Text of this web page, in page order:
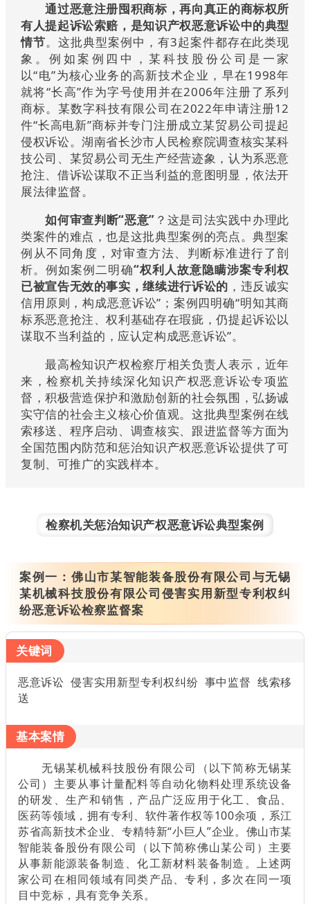
通过恶意注册囤积商标，再向真正的商标权所
有人提起诉讼索赔，是知识产权恶意诉讼中的典型
情节。这批典型案例中，有3起案件都存在此类现
象。例如案例四中，某科技股份公司是一家
以“电”为核心业务的高新技术企业，早在1998年
就将“长高”作为字号使用并在2006年注册了系列
商标。某数字科技有限公司在2022年申请注册12
件“长高电新”商标并专门注册成立某贸易公司提起
侵权诉讼。湖南省长沙市人民检察院调查核实某科
技公司、某贸易公司无生产经营迹象，认为系恶意
抢注、借诉讼谋取不正当利益的意图明显，依法开
展法律监督。
如何审查判断“恶意” ？这是司法实践中办理此
类案件的难点，也是这批典型案例的亮点。典型案
例从不同角度，对审查方法、判断标准进行了剖
析。例如案例二明确“权利人故意隐瞒涉案专利权
已被宣告无效的事实，继续进行诉讼的 ，违反诚实
信用原则，构成恶意诉讼”；案例四明确“明知其商
标系恶意抢注、权利基础存在瑕疵，仍提起诉讼以
谋取不当利益的， 应认定构成恶意诉讼”。
最高检知识产权检察厅相关负责人表示，近年
来，检察机关持续深化知识产权恶意诉讼专项监
督，积极营造保护和激励创新的社会氛围，弘扬诚
实守信的社会主义核心价值观。这批典型案例在线
索移送、程序启动、调查核实、跟进监督等方面为
全国范围内防范和惩治知识产权恶意诉讼提供了可
复制、可推广的实践样本。
检察机关惩治知识产权恶意诉讼典型案例
案例一： 佛山市某智能装备股份有限公司与无锡
某机械科技股份有限公司侵害实用新型专利权纠
纷恶意诉讼检察监督案
关键词
恶意诉讼 侵害实用新型专利权纠纷 事中监督 线索移
送
基本案情
无锡某机械科技股份有限公司（以下简称无锡某
公司）主要从事计量配料等自动化物料处理系统设备
的研发、生产和销售，产品广泛应用于化工、食品、
医药等领域，拥有专利、软件著作权等100余项，系江
苏省高新技术企业、专精特新“小巨人”企业。佛山市某
智能装备股份有限公司（以下简称佛山某公司）主要
从事新能源装备制造、化工新材料装备制造。上述两
家公司在相同领域有同类产品、专利，多次在同一项
目中竞标，具有竞争关系。